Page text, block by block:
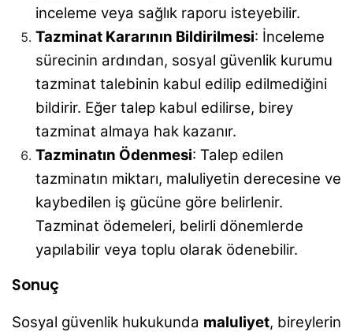
inceleme veya sağlık raporu isteyebilir.
Tazminat Kararının Bildirilmesi: İnceleme
sürecinin ardından, sosyal güvenlik kurumu
tazminat talebinin kabul edilip edilmediğini
bildirir. Eğer talep kabul edilirse, birey
tazminat almaya hak kazanır.
Tazminatın Ödenmesi: Talep edilen
tazminatın miktarı, maluliyetin derecesine ve
kaybedilen iş gücüne göre belirlenir.
Tazminat ödemeleri, belirli dönemlerde
yapılabilir veya toplu olarak ödenebilir.
Sonuç
Sosyal güvenlik hukukunda maluliyet, bireylerin